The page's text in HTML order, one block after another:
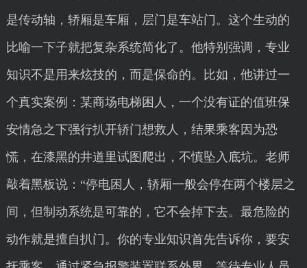
是传动轴，轿厢是车厢，层门是车站门。这个生动的
比喻一下子就把复杂系统简化了。他特别强调，专业
知识不是用来炫技的，而是保命的。比如，他讲过一
个真实案例：某商场电梯困人，一个没有证的值班保
安情急之下强行扒开轿门想救人，结果乘客因为恐
慌，在漆黑的井道里试图爬出，不慎坠入底坑。老师
敲着黑板说：“停电困人，轿厢一般会停在两个楼层之
间，但制动系统是可靠的，它不会掉下去。最危险的
动作就是擅自扒门。你的专业知识首先告诉你，要安